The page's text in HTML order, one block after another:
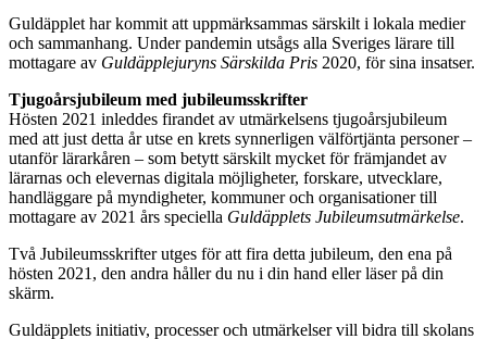
Guldäpplet har kommit att uppmärksammas särskilt i lokala medier
och sammanhang. Under pandemin utsågs alla Sveriges lärare till
mottagare av Guldäpplejuryns Särskilda Pris 2020, för sina insatser.
Tjugoårsjubileum med jubileumsskrifter
Hösten 2021 inleddes firandet av utmärkelsens tjugoårsjubileum
med att just detta år utse en krets synnerligen välförtjänta personer –
utanför lärarkåren – som betytt särskilt mycket för främjandet av
lärarnas och elevernas digitala möjligheter, forskare, utvecklare,
handläggare på myndigheter, kommuner och organisationer till
mottagare av 2021 års speciella Guldäpplets Jubileumsutmärkelse.
Två Jubileumsskrifter utges för att fira detta jubileum, den ena på
hösten 2021, den andra håller du nu i din hand eller läser på din
skärm.
Guldäpplets initiativ, processer och utmärkelser vill bidra till skolans